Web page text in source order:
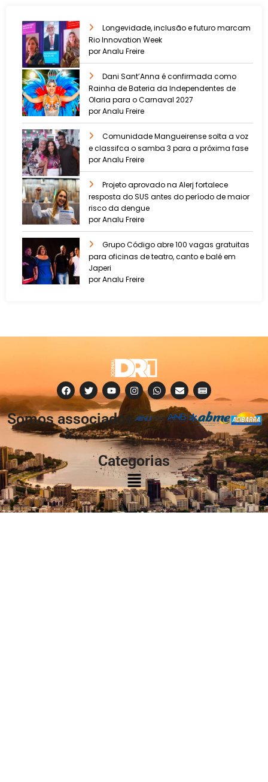
Longevidade, inclusão e futuro marcam
Rio Innovation Week
por Analu Freire
Dani Sant’Anna é confirmada como
Rainha de Bateria da Independentes de
Olaria para o Carnaval 2027
por Analu Freire
Comunidade Mangueirense solta a voz
e classifca o samba 3 para a próxima fase
por Analu Freire
Projeto aprovado na Alerj fortalece
resposta do SUS antes do período de maior
risco da dengue
por Analu Freire
Grupo Código abre 100 vagas gratuitas
para oficinas de teatro, canto e balé em
Japeri
por Analu Freire
Somos associados
à:
Categorias